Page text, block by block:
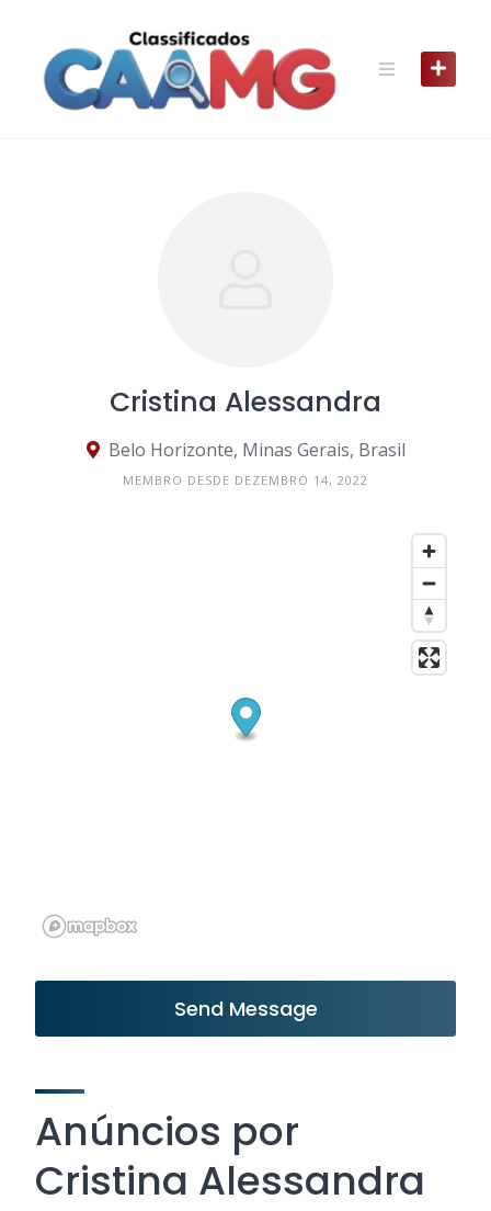
content
Cristina Alessandra
Belo Horizonte, Minas Gerais, Brasil
MEMBRO DESDE DEZEMBRO 14, 2022
Send Message
Anúncios por
Cristina Alessandra